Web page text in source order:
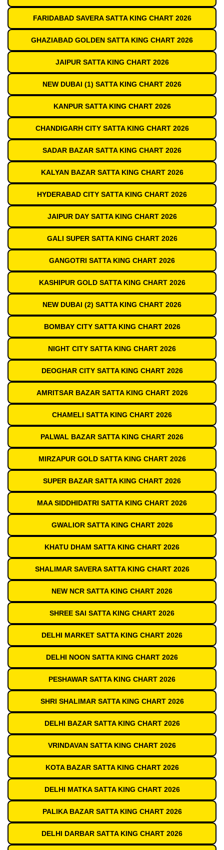
FARIDABAD SAVERA SATTA KING CHART 2026
GHAZIABAD GOLDEN SATTA KING CHART 2026
JAIPUR SATTA KING CHART 2026
NEW DUBAI (1) SATTA KING CHART 2026
KANPUR SATTA KING CHART 2026
CHANDIGARH CITY SATTA KING CHART 2026
SADAR BAZAR SATTA KING CHART 2026
KALYAN BAZAR SATTA KING CHART 2026
HYDERABAD CITY SATTA KING CHART 2026
JAIPUR DAY SATTA KING CHART 2026
GALI SUPER SATTA KING CHART 2026
GANGOTRI SATTA KING CHART 2026
KASHIPUR GOLD SATTA KING CHART 2026
NEW DUBAI (2) SATTA KING CHART 2026
BOMBAY CITY SATTA KING CHART 2026
NIGHT CITY SATTA KING CHART 2026
DEOGHAR CITY SATTA KING CHART 2026
AMRITSAR BAZAR SATTA KING CHART 2026
CHAMELI SATTA KING CHART 2026
PALWAL BAZAR SATTA KING CHART 2026
MIRZAPUR GOLD SATTA KING CHART 2026
SUPER BAZAR SATTA KING CHART 2026
MAA SIDDHIDATRI SATTA KING CHART 2026
GWALIOR SATTA KING CHART 2026
KHATU DHAM SATTA KING CHART 2026
SHALIMAR SAVERA SATTA KING CHART 2026
NEW NCR SATTA KING CHART 2026
SHREE SAI SATTA KING CHART 2026
DELHI MARKET SATTA KING CHART 2026
DELHI NOON SATTA KING CHART 2026
PESHAWAR SATTA KING CHART 2026
SHRI SHALIMAR SATTA KING CHART 2026
DELHI BAZAR SATTA KING CHART 2026
VRINDAVAN SATTA KING CHART 2026
KOTA BAZAR SATTA KING CHART 2026
DELHI MATKA SATTA KING CHART 2026
PALIKA BAZAR SATTA KING CHART 2026
DELHI DARBAR SATTA KING CHART 2026